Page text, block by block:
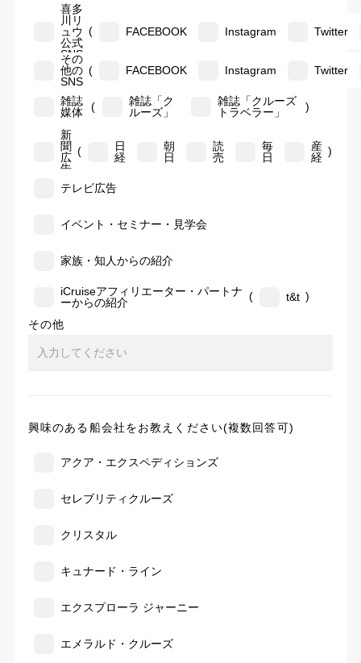
喜多
川リ
ュウ
公式
SNS
( FACEBOOK Instagram Twitter
その
他の
SNS
( FACEBOOK Instagram Twitter
雑誌
媒体
(
雑誌「ク
ルーズ」
雑誌「クルーズ
トラベラー」
)
新
聞
広
告
(
日
経
朝
日
読
売
毎
日
産
経 )
テレビ広告
イベント・セミナー・見学会
家族・知人からの紹介
iCruiseアフィリエーター・パートナ
ーからの紹介
( t&t )
その他
興味のある船会社をお教えください(複数回答可)
アクア・エクスペディションズ
セレブリティクルーズ
クリスタル
キュナード・ライン
エクスプローラ ジャーニー
エメラルド・クルーズ